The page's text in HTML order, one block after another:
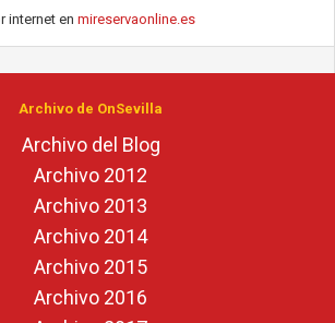
internet en mireservaonline.es
Archivo de OnSevilla
Archivo del Blog
Archivo 2012
Archivo 2013
Archivo 2014
Archivo 2015
Archivo 2016